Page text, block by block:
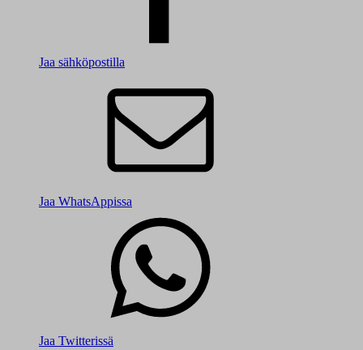
Jaa sähköpostilla
Jaa WhatsAppissa
Jaa Twitterissä